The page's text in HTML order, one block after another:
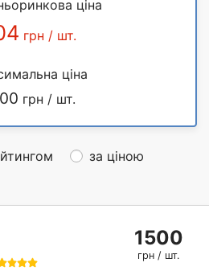
ціна
грн / шт.
ціна
грн / шт.
за ціною
1500
грн / шт.